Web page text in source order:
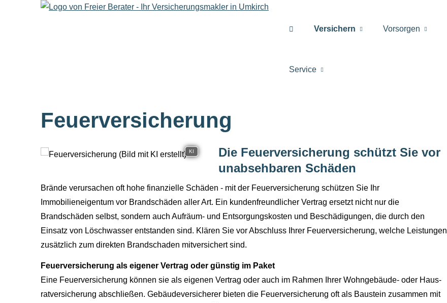
Versichern Vorsorgen
Service
Feuerversicherung
KI
Die Feuerversicherung schützt Sie vor
unabsehbaren Schäden
Brände verursachen oft hohe finanzielle Schäden - mit der Feuerversicherung schützen Sie Ihr
Immobilieneigentum vor Brandschäden aller Art. Ein kundenfreundlicher Vertrag ersetzt nicht nur die
Brandschäden selbst, sondern auch Aufräum- und Entsorgungskosten und Beschädigungen, die durch den
Einsatz von Löschwasser entstanden sind. Klären Sie vor Abschluss Ihrer Feuerversicherung, welche Leistungen
zusätzlich zum direkten Brandschaden mitversichert sind.
Feuerversicherung als eigener Vertrag oder günstig im Paket
Eine Feuerversicherung können sie als eigenen Vertrag oder auch im Rahmen Ihrer Wohngebäude- oder Haus­
rat­ver­si­che­rung abschließen. Gebäudeversicherer bieten die Feuerversicherung oft als Baustein zusammen mit